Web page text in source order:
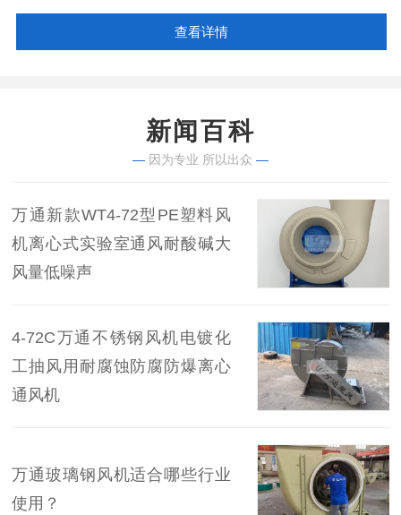
查看详情
新闻百科
— 因为专业 所以出众 —
万通新款WT4-72型PE塑料风
机离心式实验室通风耐酸碱大
风量低噪声
4-72C万通不锈钢风机电镀化
工抽风用耐腐蚀防腐防爆离心
通风机
万通玻璃钢风机适合哪些行业
使用？